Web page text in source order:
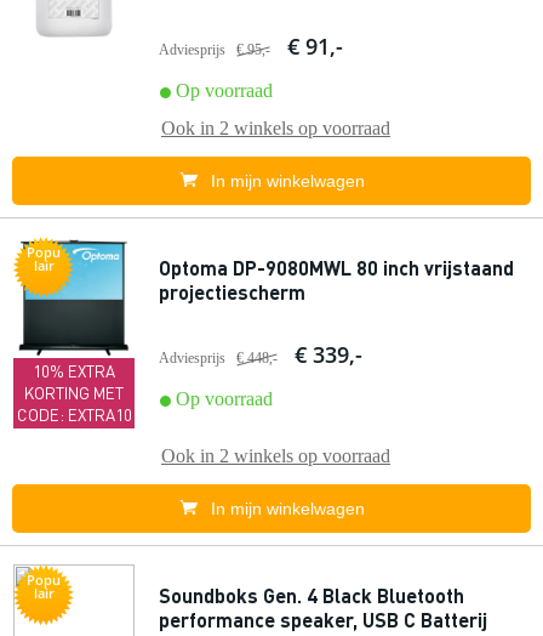
Adviesprijs € 95,- € 91,-
Op voorraad
Ook in 2 winkels op voorraad
In mijn winkelwagen
Popu
lair
10% EXTRA
KORTING MET
CODE: EXTRA10
Optoma DP-9080MWL 80 inch vrijstaand
projectiescherm
Adviesprijs € 448,- € 339,-
Op voorraad
Ook in 2 winkels op voorraad
In mijn winkelwagen
Popu
lair
Soundboks Gen. 4 Black Bluetooth
performance speaker, USB C Batterij